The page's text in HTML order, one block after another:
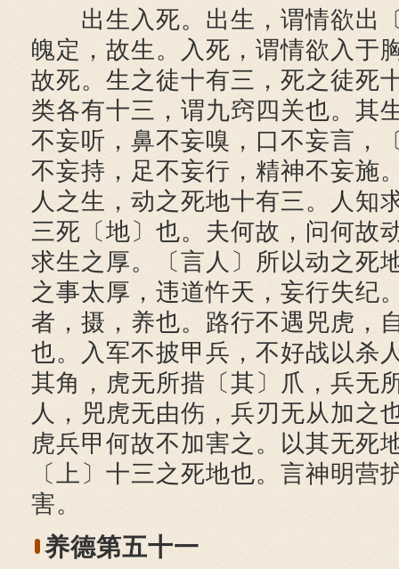
出生入死。出生，谓情欲出
魄定，故生。入死，谓情欲入于
故死。生之徒十有三，死之徒死
类各有十三，谓九窍四关也。其
不妄听，鼻不妄嗅，口不妄言，
不妄持，足不妄行，精神不妄施
人之生，动之死地十有三。人知
三死〔地〕也。夫何故，问何故
求生之厚。〔言人〕所以动之死
之事太厚，违道忤天，妄行失纪
者，摄，养也。路行不遇兕虎，
也。入军不披甲兵，不好战以杀
其角，虎无所措〔其〕爪，兵无
人，兕虎无由伤，兵刃无从加之
虎兵甲何故不加害之。以其无死
〔上〕十三之死地也。言神明营
害。
养德第五十一